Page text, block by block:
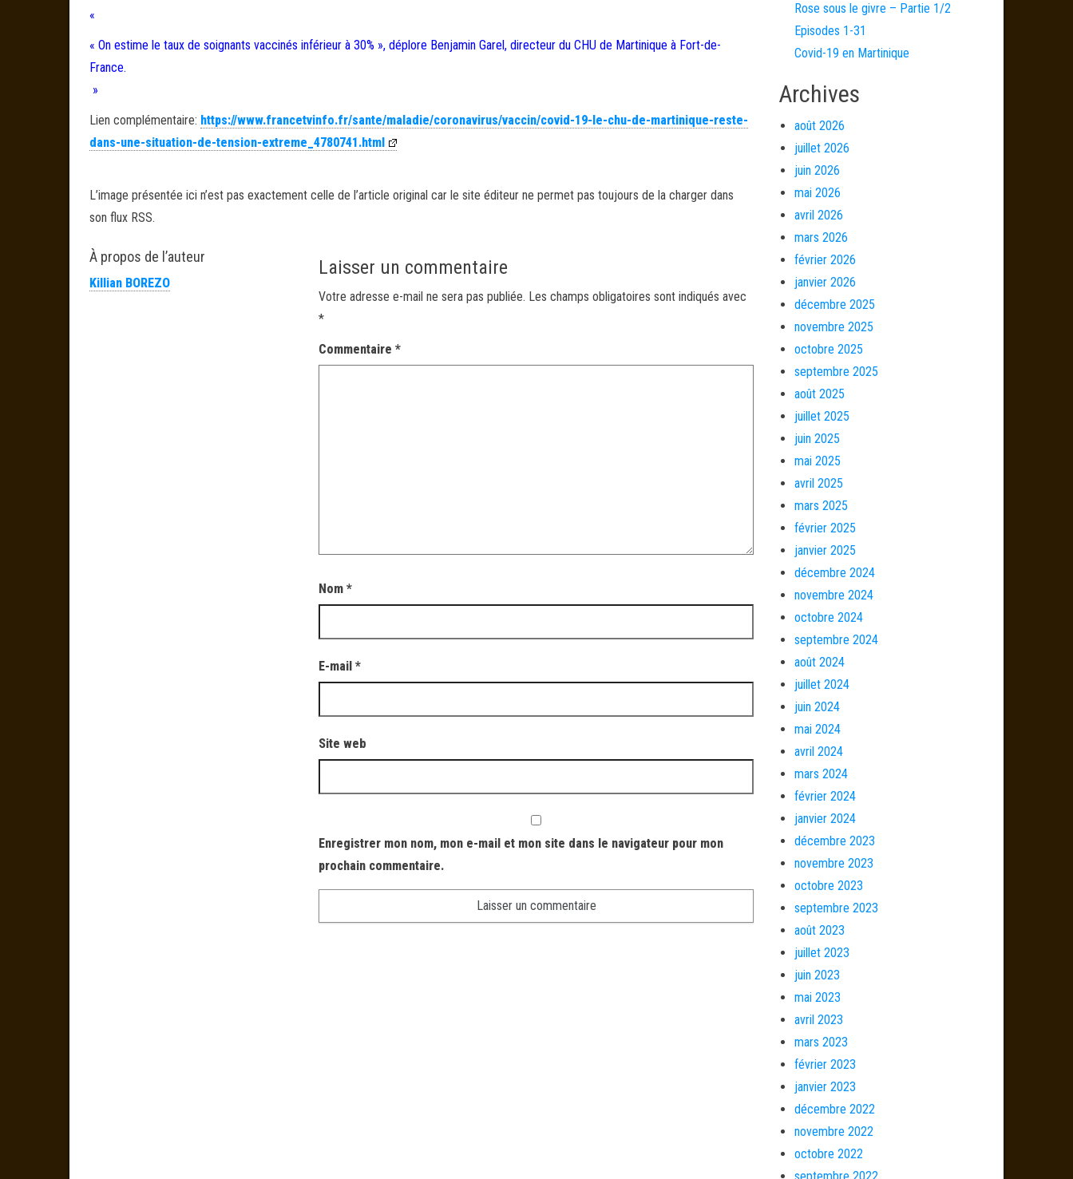
«
« On estime le taux de soignants vaccinés inférieur à 30% », déplore Benjamin Garel, directeur du CHU de Martinique à Fort-de-
France.
»
Lien complémentaire: https://www.francetvinfo.fr/sante/maladie/coronavirus/vaccin/covid-19-le-chu-de-martinique-reste-
dans-une-situation-de-tension-extreme_4780741.html
L’image présentée ici n’est pas exactement celle de l’article original car le site éditeur ne permet pas toujours de la charger dans
son flux RSS.
À propos de l’auteur
Killian BOREZO
Laisser un commentaire
Votre adresse e-mail ne sera pas publiée. Les champs obligatoires sont indiqués avec
*
Commentaire*
Nom*
E-mail*
Site web
Enregistrer mon nom, mon e-mail et mon site dans le navigateur pour mon
prochain commentaire.
Rose sous le givre – Partie 1/2
Episodes 1-31
Covid-19 en Martinique
Archives
août 2026
juillet 2026
juin 2026
mai 2026
avril 2026
mars 2026
février 2026
janvier 2026
décembre 2025
novembre 2025
octobre 2025
septembre 2025
août 2025
juillet 2025
juin 2025
mai 2025
avril 2025
mars 2025
février 2025
janvier 2025
décembre 2024
novembre 2024
octobre 2024
septembre 2024
août 2024
juillet 2024
juin 2024
mai 2024
avril 2024
mars 2024
février 2024
janvier 2024
décembre 2023
novembre 2023
octobre 2023
septembre 2023
août 2023
juillet 2023
juin 2023
mai 2023
avril 2023
mars 2023
février 2023
janvier 2023
décembre 2022
novembre 2022
octobre 2022